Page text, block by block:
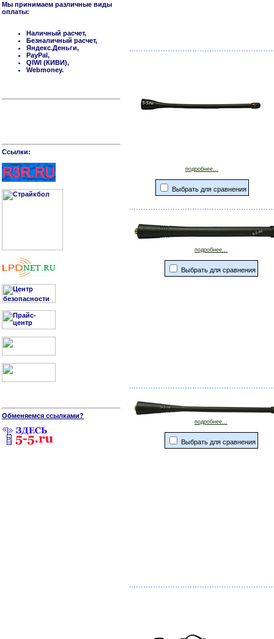
Мы принимаем различные виды
оплаты:
Наличный расчет,
Безналичный расчет,
Яндекс.Деньги,
PayPal,
QIWI (КИВИ),
Webmoney.
Cсылки:
Обменяемся ссылками?
подробнее...
Выбрать для сравнения
подробнее...
Выбрать для сравнения
подробнее...
Выбрать для сравнения